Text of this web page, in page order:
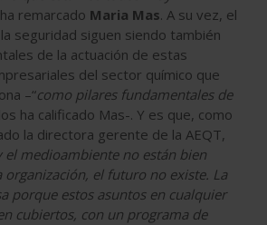
remarcado Maria Mas. A su vez, el
seguridad siguen siendo también
de la actuación de estas
del sector químico que
–“como pilares fundamentales de
ha calificado Mas-. Y es que, como
la directora gerente de la AEQT,
el medioambiente no están bien
organización, el futuro no existe. La
porque estos asuntos en cualquier
cubiertos, con un programa de